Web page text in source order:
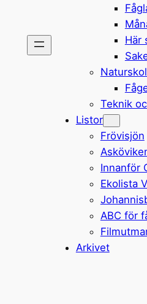
Här
Teknik
Listor
Frövisjön
Innanför
Ekolista
ABC för
Arkivet